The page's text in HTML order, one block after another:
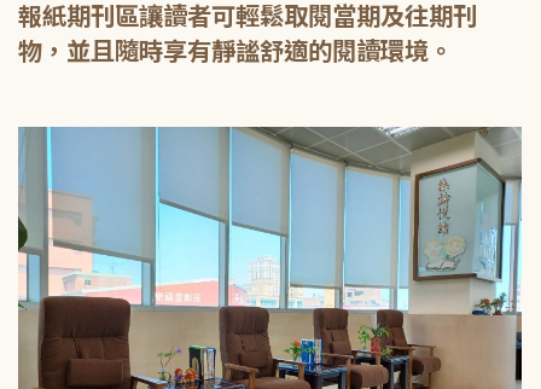
報紙期刊區讓讀者可輕鬆取閱當期及往期刊
物，並且隨時享有靜謐舒適的閱讀環境。